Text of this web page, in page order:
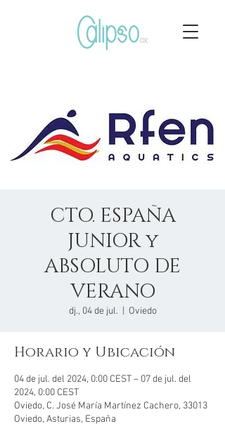
CTO. ESPAÑA
JUNIOR y
ABSOLUTO DE
VERANO
dj., 04 de jul. Oviedo
Horario y Ubicación
04 de jul. del 2024, 0:00 CEST – 07 de jul. del
2024, 0:00 CEST
Oviedo, C. José María Martínez Cachero, 33013
Oviedo, Asturias, España